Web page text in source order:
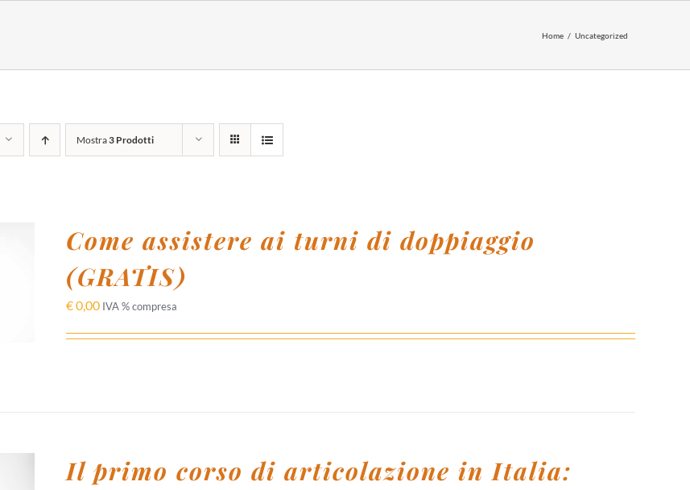
Home Uncategorized
Mostra3 Prodotti
Come assistere ai turni di doppiaggio
(GRATIS)
€0,00 IVA % compresa
Il primo corso di articolazione in Italia: